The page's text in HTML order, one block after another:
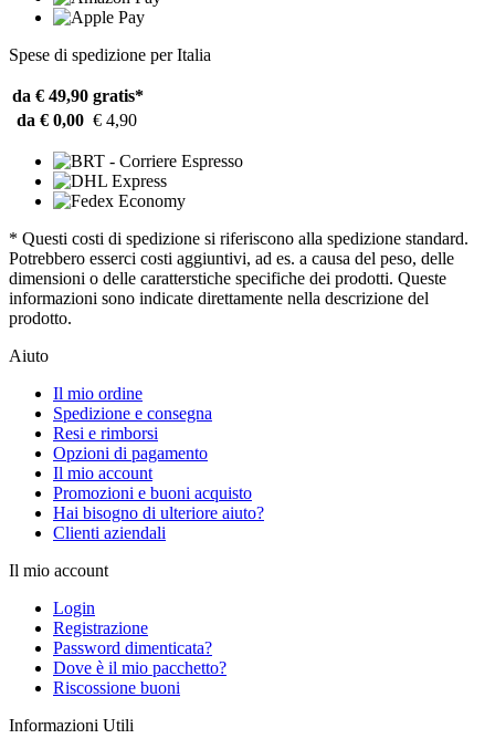
Spese di spedizione per Italia
da € 49,90 gratis*
da € 0,00 € 4,90
* Questi costi di spedizione si riferiscono alla spedizione standard.
Potrebbero esserci costi aggiuntivi, ad es. a causa del peso, delle
dimensioni o delle caratterstiche specifiche dei prodotti. Queste
informazioni sono indicate direttamente nella descrizione del
prodotto.
Aiuto
Il mio ordine
Spedizione e consegna
Resi e rimborsi
Opzioni di pagamento
Il mio account
Promozioni e buoni acquisto
Hai bisogno di ulteriore aiuto?
Clienti aziendali
Il mio account
Login
Registrazione
Password dimenticata?
Dove è il mio pacchetto?
Riscossione buoni
Informazioni Utili